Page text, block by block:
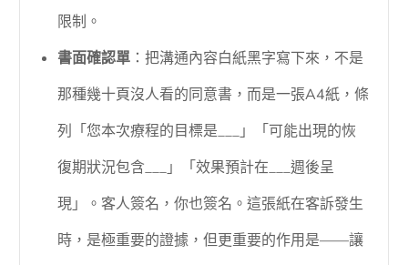
限制。
書面確認單 ：把溝通內容白紙黑字寫下來，不是
那種幾十頁沒人看的同意書，而是一張A4紙，條
列「您本次療程的目標是___」「可能出現的恢
復期狀況包含___」「效果預計在___週後呈
現」。客人簽名，你也簽名。這張紙在客訴發生
時，是極重要的證據，但更重要的作用是——讓